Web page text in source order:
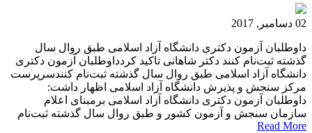
02 دسامبر, 2017
داوطلبان آزمون دکتری دانشگاه آزاد اسلامی طبق روال سال
گذشته ثبت‌نام کنند دکتر شاهانی تاکید کردداوطلبان آزمون دکتری
دانشگاه آزاد اسلامی طبق روال سال گذشته ثبت‌نام کنندسرپرست
مرکز سنجش و پذیرش دانشگاه آزاد اسلامی اظهار داشت:
داوطلبان آزمون دکتری دانشگاه آزاد اسلامی برمبنای اعلام
سازمان سنجش و آزمون کشور و طبق روال سال گذشته ثبت‌نام
Read More